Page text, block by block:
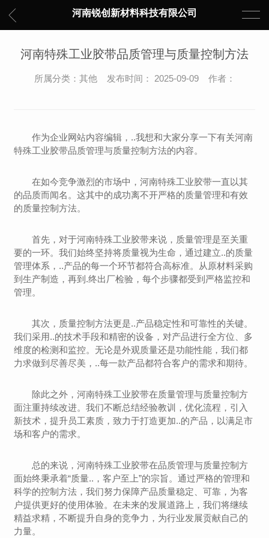
河南锐创新材料科技有限公司
河南特殊工业胶带品质管理与质量控制方法
所属分类：其他 发布时间： 2025-09-09 作者：
作为企业网站内容编辑，..我想和大家分享一下有关河南
特殊工业胶带品质管理与质量控制方法的内容。
在如今竞争激烈的市场中，河南特殊工业胶带一直以其
的品质而闻名。这其中的成功离不开严格的质量管理和有效
的质量控制方法。
首先，对于河南特殊工业胶带来说，质量管理是至关重
要的一环。我们始终坚持将质量视为生命，通过建立..的质量
管理体系，..产品的每一个环节都符合高标准。从原材料采购
到生产制造，再到.终出厂检验，每个步骤都受到严格监控和
管理。
其次，质量控制方法更是..产品稳定性和可靠性的关键。
我们采用..的技术手段和精密的设备，对产品进行全方位、多
维度的检测和监控。无论是外观质量还是功能性能，我们都
力求做到尽善尽美，..每一款产品都符合客户的需求和期待。
除此之外，河南特殊工业胶带在质量管理与质量控制方
面注重持续改进。我们不断总结经验教训，优化流程，引入
新技术，提升员工素质，致力于打造更加..的产品，以满足市
场和客户的需求。
总的来说，河南特殊工业胶带在品质管理与质量控制方
面始终秉承着“质量..，客户至上”的宗旨。通过严格的管理和
科学的控制方法，我们努力保障产品质量稳定、可靠，为客
户提供更好的使用体验。在未来的发展道路上，我们将继续
精益求精，不断提升自身的竞争力，为行业发展贡献自己的
力量。